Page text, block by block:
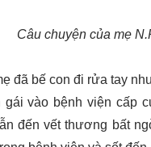
Câu chuyện của mẹ
đã bế con đi rửa tay
gái vào bệnh viện cấp
đến vết thương bất